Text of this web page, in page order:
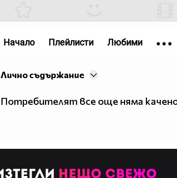
Лично съдържание
Потребителят все още няма
Начало Плейлисти Любими